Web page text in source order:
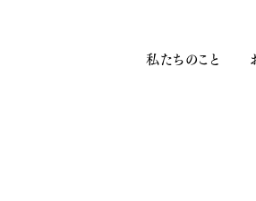
私たちのこと